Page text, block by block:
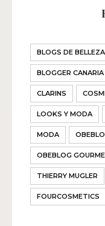
BLOGS DE
BLOGGER CANARIA
CLARINS
LOOKS Y MODA
MODA
OBEBLOG
THIERRY MUGLER
FOURCOSMETICS